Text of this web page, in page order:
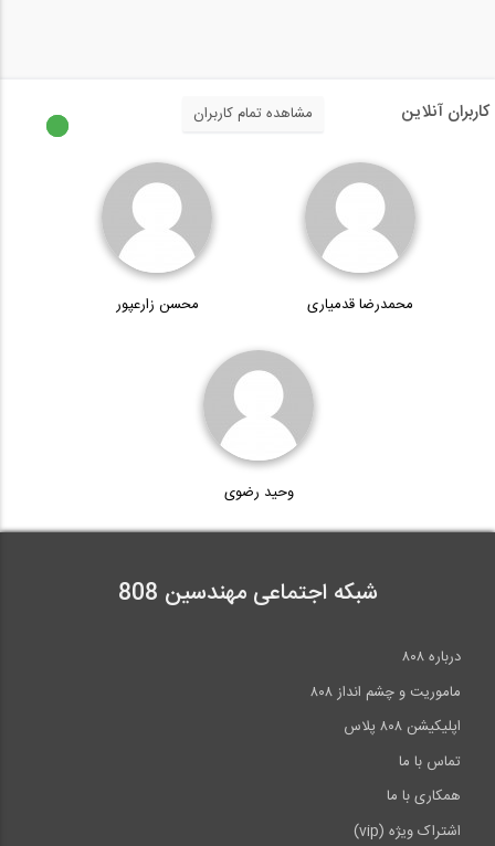
شرکت بتن بسپار صنعت، بازدید از نمایشگاه...
رادیو808 شماره 82= مصاحبه با کامران...
شرکت آلتایر کلایمر، بازدید از نمایشگاه...
کاربران آنلاین مشاهده تمام کاربران
محمدرضا قدمیاری محسن زارعپور
وحید رضوی
شبکه اجتماعی مهندسین 808
درباره ۸۰۸
ماموریت و چشم انداز ۸۰۸
اپلیکیشن ۸۰۸ پلاس
تماس با ما
همکاری با ما
اشتراک ویژه (vip)